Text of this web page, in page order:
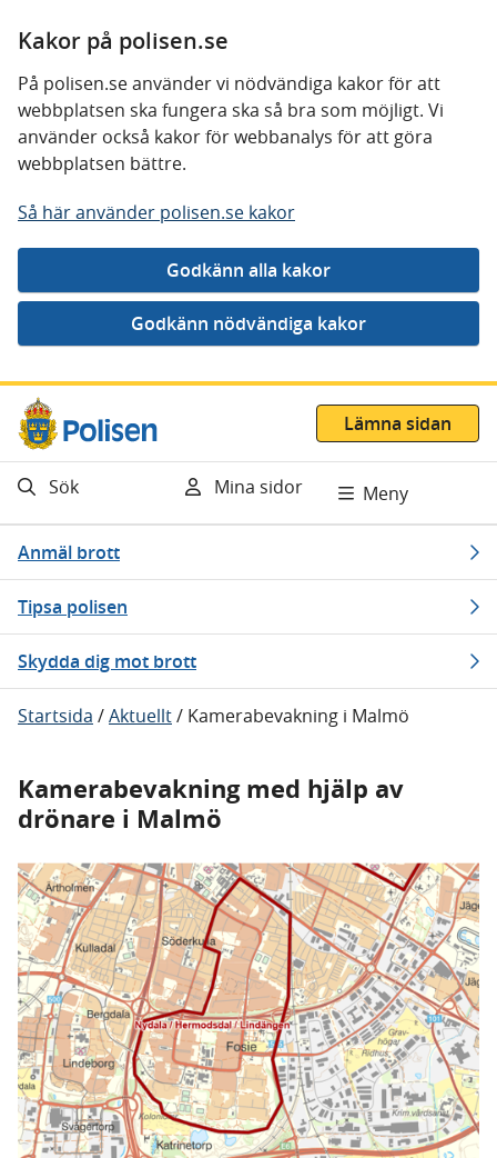
Kakor på polisen.se
På polisen.se använder vi nödvändiga kakor för att
webbplatsen ska fungera ska så bra som möjligt. Vi
använder också kakor för webbanalys för att göra
webbplatsen bättre.
Så här använder polisen.se kakor
Gå direkt till innehåll
Lämna sidan
Sök Mina sidor Meny
Anmäl brott
Tipsa polisen
Skydda dig mot brott
Startsida /Aktuellt/ Kamerabevakning i Malmö
Kamerabevakning med hjälp av
drönare i Malmö